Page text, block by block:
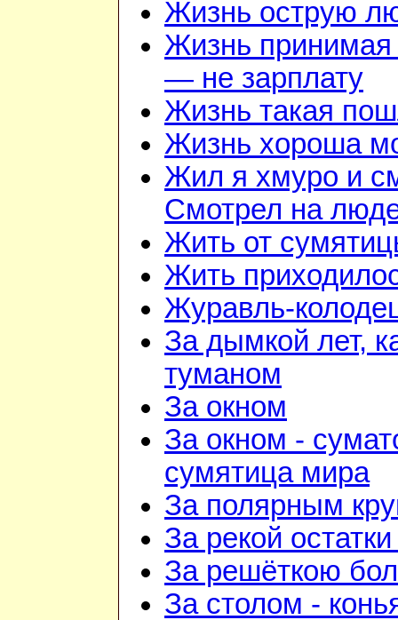
Жизнь острую
Жизнь принимая
— не зарплату
Жизнь такая
Жизнь хороша
Жил я хмуро и
Смотрел на
Жить от
Жить
Журавль-
За дымкой лет,
туманом
За окном
За окном -
сумятица мира
За полярным
За рекой
За решёткою
За столом -